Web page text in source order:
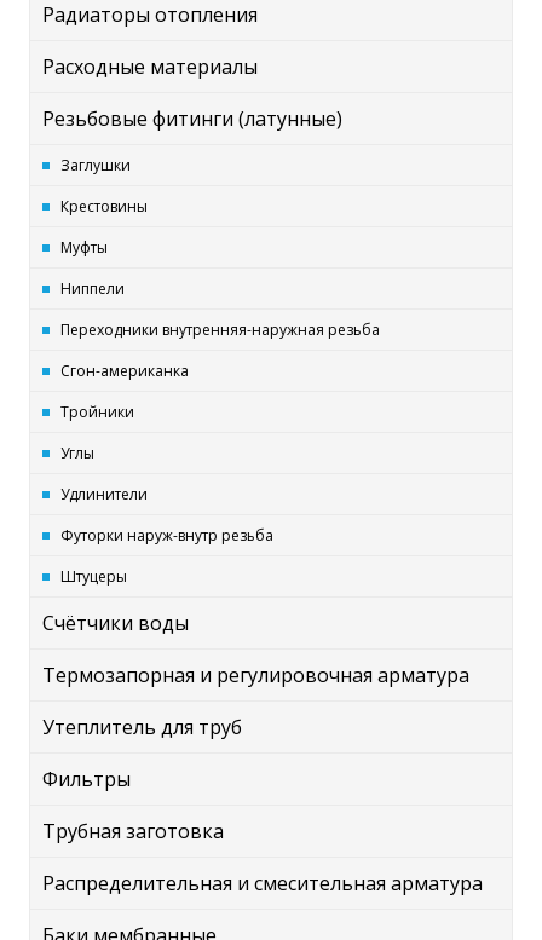
Радиаторы отопления
Расходные материалы
Резьбовые фитинги (латунные)
Заглушки
Крестовины
Муфты
Ниппели
Переходники внутренняя-наружная резьба
Сгон-американка
Тройники
Углы
Удлинители
Футорки наруж-внутр резьба
Штуцеры
Счётчики воды
Термозапорная и регулировочная арматура
Утеплитель для труб
Фильтры
Трубная заготовка
Распределительная и смесительная арматура